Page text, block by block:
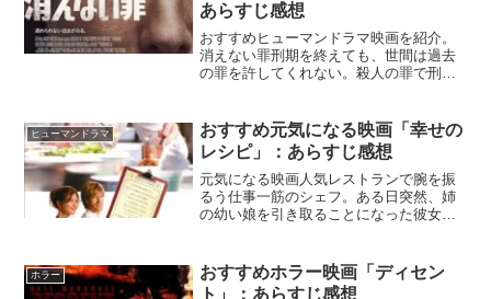
あらすじ感想
おすすめヒューマンドラマ映画を紹介。
消えない罪刑期を終えても、世間は過去
の罪を許してくれない。殺人の罪で刑に
る。『消えない罪』NETFLIX公式家族の
愛が描かれるヒュー...
ヒューマンドラマ
おすすめ元気になる映画「幸せの
レシピ」：あらすじ感想
元気になる映画人気レストランで腕を振
るう仕事一筋のシェフ。ある日突然、姉
の幼い娘を引き取ることになった彼女
式妹を亡くした主人公と、母を亡くした
姪の苦しみが描かれ...
ホラー
おすすめホラー映画「ディセン
ト」：あらすじ感想